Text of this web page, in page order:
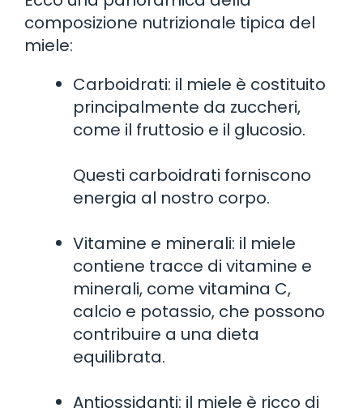
composizione nutrizionale tipica del
miele:
Carboidrati: il miele è costituito
principalmente da zuccheri,
come il fruttosio e il glucosio.
Questi carboidrati forniscono
energia al nostro corpo.
Vitamine e minerali: il miele
contiene tracce di vitamine e
minerali, come vitamina C,
calcio e potassio, che possono
contribuire a una dieta
equilibrata.
Antiossidanti: il miele è ricco di